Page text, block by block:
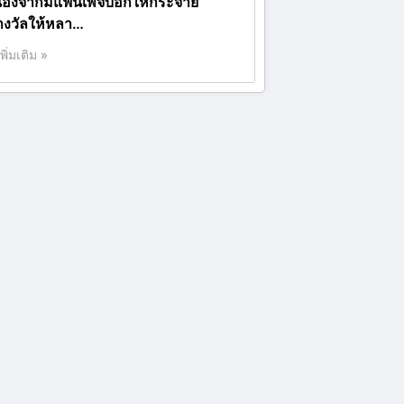
งวัลให้หลา…
มเติม »